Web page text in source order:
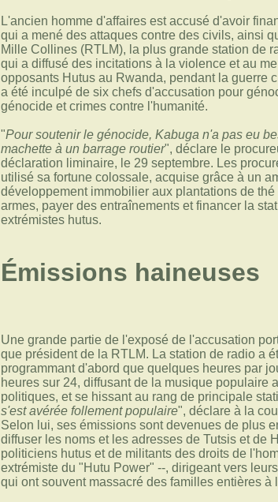
L'ancien homme d'affaires est accusé d'avoir
qui a mené des attaques contre des civils, ainsi
Mille Collines (RTLM), la plus grande station de
qui a diffusé des incitations à la violence et au
opposants Hutus au Rwanda, pendant la guerre
a été inculpé de six chefs d'accusation pour
génocide et crimes contre l'humanité.
"Pour soutenir le génocide, Kabuga n'a pas eu
machette à un barrage routier", déclare le
déclaration liminaire, le 29 septembre. Les
utilisé sa fortune colossale, acquise grâce à un
développement immobilier aux plantations de
armes, payer des entraînements et financer la
extrémistes hutus.
Émissions haineuses
Une grande partie de l'exposé de l'accusation
que président de la RTLM. La station de radio a
programmant d'abord que quelques heures par
heures sur 24, diffusant de la musique populaire
politiques, et se hissant au rang de principale
s'est avérée follement populaire", déclare à la
Selon lui, ses émissions sont devenues de plus
diffuser les noms et les adresses de Tutsis et de
politiciens hutus et de militants des droits de
extrémiste du "Hutu Power" --, dirigeant vers
qui ont souvent massacré des familles entières à